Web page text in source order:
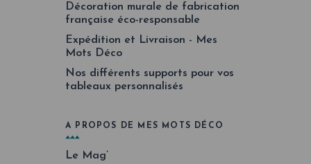
Décoration murale de fabrication
française éco-responsable
Expédition et Livraison - Mes
Mots Déco
Nos différents supports pour vos
tableaux personnalisés
A PROPOS DE MES MOTS DÉCO
Le Mag’